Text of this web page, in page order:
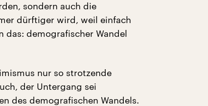
sondern auch die
dürftiger wird, weil einfach
das: demografischer Wandel
nur so strotzende
der Untergang sei
des demografischen Wandels.